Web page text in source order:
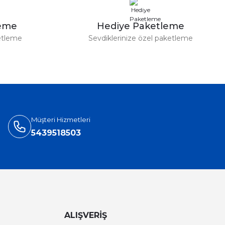
Hediye Paketleme
Sevdiklerinize özel paketleme
Müşteri Hizmetleri
5439518503
ALIŞVERİŞ